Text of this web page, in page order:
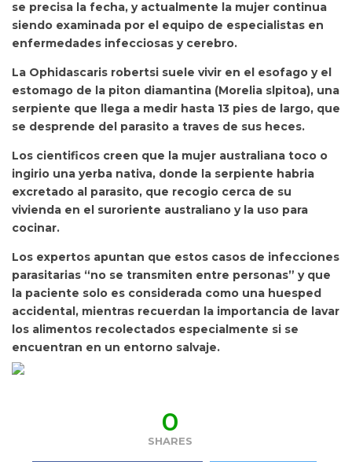
se precisa la fecha, y actualmente la mujer continua
siendo examinada por el equipo de especialistas en
enfermedades infecciosas y cerebro.
La Ophidascaris robertsi suele vivir en el esofago y el
estomago de la piton diamantina (Morelia slpitoa), una
serpiente que llega a medir hasta 13 pies de largo, que
se desprende del parasito a traves de sus heces.
Los cientificos creen que la mujer australiana toco o
ingirio una yerba nativa, donde la serpiente habria
excretado al parasito, que recogio cerca de su
vivienda en el suroriente australiano y la uso para
cocinar.
Los expertos apuntan que estos casos de infecciones
parasitarias “no se transmiten entre personas” y que
la paciente solo es considerada como una huesped
accidental, mientras recuerdan la importancia de lavar
los alimentos recolectados especialmente si se
encuentran en un entorno salvaje.
0
SHARES